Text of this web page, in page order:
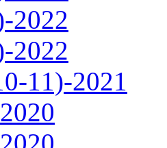
2022
2022
11)-2021